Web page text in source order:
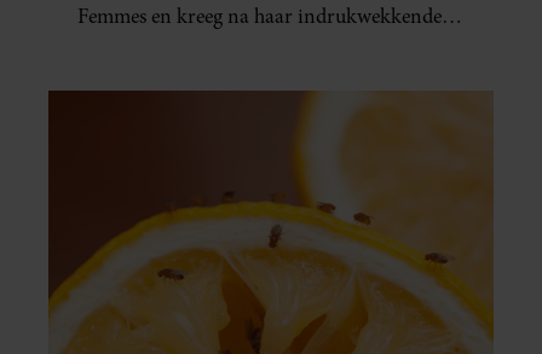
Femmes en kreeg na haar indrukwekkende